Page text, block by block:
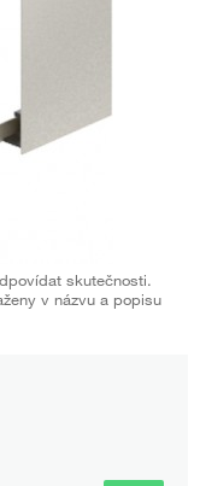
skutečnosti.
v názvu a popisu